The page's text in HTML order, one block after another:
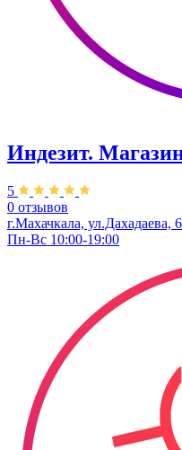
Индезит.
5
0 отзывов
г.Махачкала, ул.Дахадаева,
Пн-Вс 10:00-19:00